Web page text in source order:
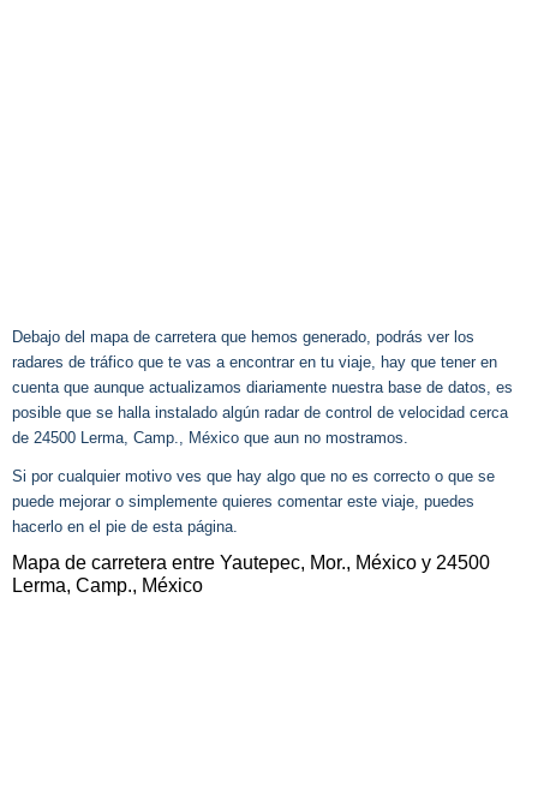
Debajo del mapa de carretera que hemos generado, podrás ver los
radares de tráfico que te vas a encontrar en tu viaje, hay que tener en
cuenta que aunque actualizamos diariamente nuestra base de datos, es
posible que se halla instalado algún radar de control de velocidad cerca
de 24500 Lerma, Camp., México que aun no mostramos.
Si por cualquier motivo ves que hay algo que no es correcto o que se
puede mejorar o simplemente quieres comentar este viaje, puedes
hacerlo en el pie de esta página.
Mapa de carretera entre Yautepec, Mor., México y 24500
Lerma, Camp., México